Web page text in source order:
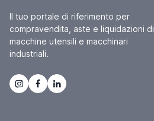
Il tuo portale di riferimento per
compravendita, aste e liquidazioni di
macchine utensili e macchinari
industriali.